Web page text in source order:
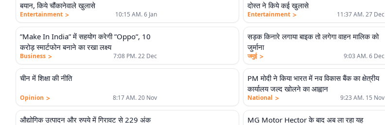
बयान, किये चौंकानेवाले खुलासे
Entertainment > 10:15 AM. 6 Jan
दोस्त ने किये कई खुलासे
Entertainment > 11:37 AM. 27 Dec
”Make In India” में सहयोग करेगी ”Oppo”, 10
करोड़ स्मार्टफोन बनाने का रखा लक्ष्य
Business > 7:08 PM. 22 Dec
सड़क किनारे लगाया बाइक तो लगेगा वाहन मालिक को
जुर्माना
जमुई > 9:03 AM. 6 Dec
चीन में शिक्षा की नीति
Opinion > 8:17 AM. 20 Nov
PM मोदी ने किया भारत में नव विकास बैंक का क्षेत्रीय
कार्यालय जल्द खोलने का आह्वान
National > 9:23 AM. 15 Nov
औद्योगिक उत्पादन और रुपये में गिरावट से 229 अंक
MG Motor Hector के बाद अब ला रहा यह